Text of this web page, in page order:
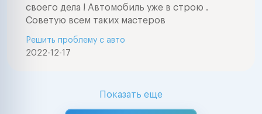
своего дела ! Автомобиль уже в строю .
Советую всем таких мастеров
2022-12-17
Решить проблему с авто
Показать еще